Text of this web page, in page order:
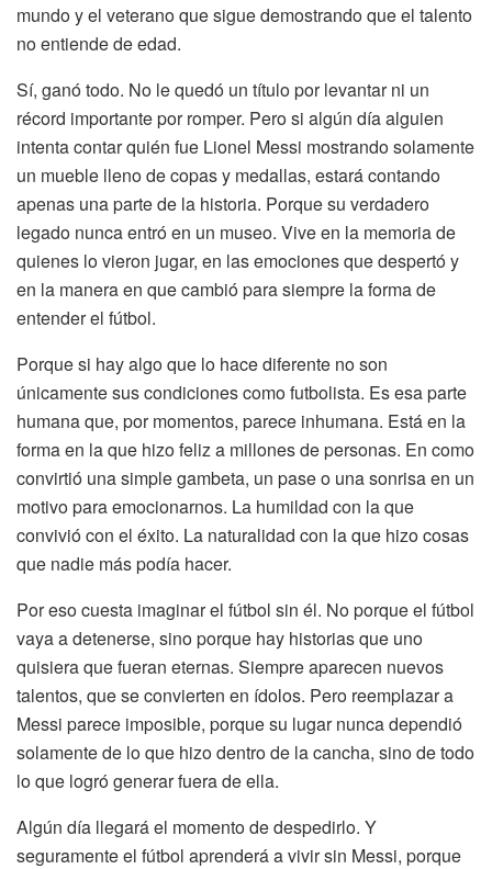
mundo y el veterano que sigue demostrando que el talento
no entiende de edad.
Sí, ganó todo. No le quedó un título por levantar ni un
récord importante por romper. Pero si algún día alguien
intenta contar quién fue Lionel Messi mostrando solamente
un mueble lleno de copas y medallas, estará contando
apenas una parte de la historia. Porque su verdadero
legado nunca entró en un museo. Vive en la memoria de
quienes lo vieron jugar, en las emociones que despertó y
en la manera en que cambió para siempre la forma de
entender el fútbol.
Porque si hay algo que lo hace diferente no son
únicamente sus condiciones como futbolista. Es esa parte
humana que, por momentos, parece inhumana. Está en la
forma en la que hizo feliz a millones de personas. En como
convirtió una simple gambeta, un pase o una sonrisa en un
motivo para emocionarnos. La humildad con la que
convivió con el éxito. La naturalidad con la que hizo cosas
que nadie más podía hacer.
Por eso cuesta imaginar el fútbol sin él. No porque el fútbol
vaya a detenerse, sino porque hay historias que uno
quisiera que fueran eternas. Siempre aparecen nuevos
talentos, que se convierten en ídolos. Pero reemplazar a
Messi parece imposible, porque su lugar nunca dependió
solamente de lo que hizo dentro de la cancha, sino de todo
lo que logró generar fuera de ella.
Algún día llegará el momento de despedirlo. Y
seguramente el fútbol aprenderá a vivir sin Messi, porque